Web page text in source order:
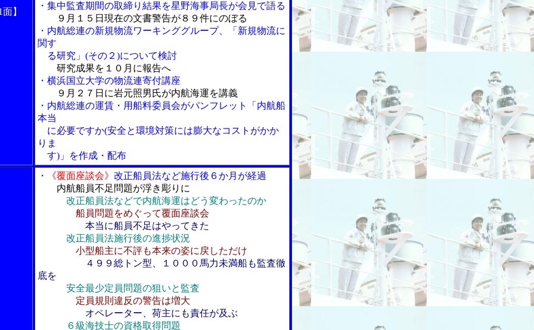
】
・集中監査期間の取締り結果を星野海事局長が会見で語る
９月１５日現在の文書警告が８９件にのぼる
・内航総連の新規物流ワーキンググループ、「新規物流に
関す
る研究」(その２)について検討
研究成果を１０月に報告へ
・横浜国立大学の物流連寄付講座
９月２７日に岩元照男氏が内航海運を講義
・内航総連の運賃・用船料委員会がパンフレット「内航船
本当
に必要ですか(安全と環境対策には膨大なコストがかか
りま
す)」を作成・配布
・
《覆面座談会》 改正船員法など施行後６か月が経過
内航船員不足問題が浮き彫りに
改正船員法などで内航海運はどう変わったのか
船員問題をめぐって覆面座談会
本当に船員不足はやってきた
改正船員法施行後の進捗状況
小型船主に不評も本来の姿に戻しただけ
４９９総トン型、１０００馬力未満船も監査徹
底を
安全最少定員問題の狙いと監査
定員規則違反の警告は増大
オペレーター、荷主にも責任が及ぶ
６級海技士の資格取得問題